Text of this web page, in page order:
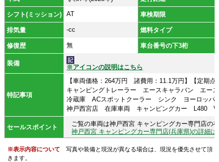
シフト(ミッション) AT 車検期限
排気量 -cc 燃料タイプ
修復歴 無 車台番号の下3桁
装備
※アイコンの説明はこちら
特記事項
【車両価格：264万円 諸費用：11.1万円】【定期
キャンピングトレーラー エースキャラバン エ
冷蔵庫 ACスポットクーラー シンク ヨーロッパ
神戸西宮店 在庫車両 キャンピングカー L480
セールスポイント
ご覧の車両は神戸西宮 キャンピングカー専門店の
神戸西宮 キャンピングカー専門店(兵庫県)の詳細は
※表示内容について
写真や装備と現況が異なる場合は、現況を優先させて頂
きます。